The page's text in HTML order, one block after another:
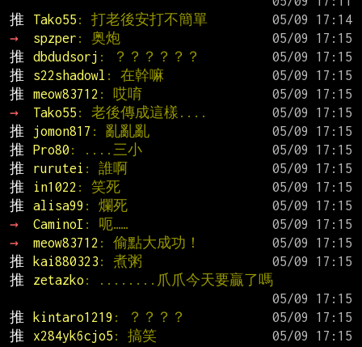
推
Tako55 : 打老後安打不簡單
→
spzper : 奥炮
推
dbdudsorj : ？？？？？？
推
s22shadowl : 在幹嘛
推
meow83712 : 哎唷
→
Tako55 : 老後傳成這樣....
推
jomon817 : 亂亂亂
推
Pro80 : ....三小
推
rurutei : 誰啊
推
in1022 : 笑死
推
alisa99 : 爛死
→
CaminoI : 呃……
→
meow83712 : 偷點大成功！
推
kai880323 : 煮粥
推
zetazko : ........爪爪今天要贏了嗎
推
kintaro1219 : ？？？？
推
x284yk6cjo5 : 搞笑